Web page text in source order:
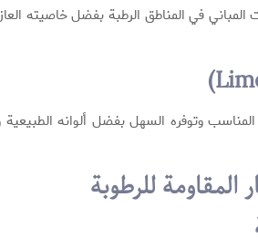
المباني في المناطق الرطبة بفضل خاصيته
وتوفره السهل بفضل ألوانه الطبيعية
المقاومة للرطوبة